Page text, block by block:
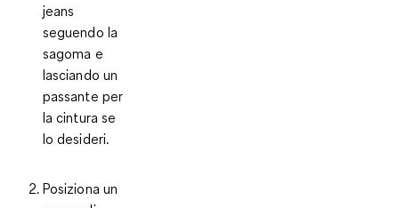
jeans
seguendo la
sagoma e
lasciando un
passante per
la cintura se
lo desideri.
Posiziona un